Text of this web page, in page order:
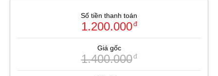
Số tiền thanh toán
1.200.000đ
Giá gốc
1.400.000đ